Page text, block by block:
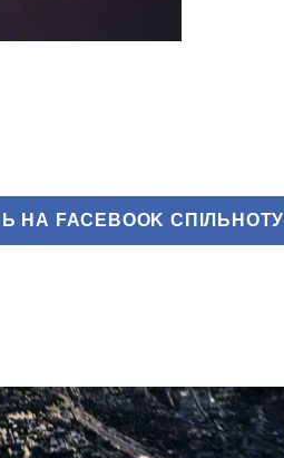
НА FACEBOOK СПІЛЬНОТУ